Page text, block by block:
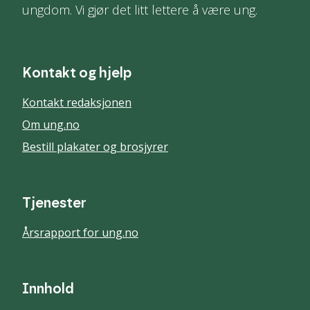
ungdom. Vi gjør det litt lettere å være ung.
Kontakt og hjelp
Kontakt redaksjonen
Om ung.no
Bestill plakater og brosjyrer
Tjenester
Årsrapport for ung.no
Innhold